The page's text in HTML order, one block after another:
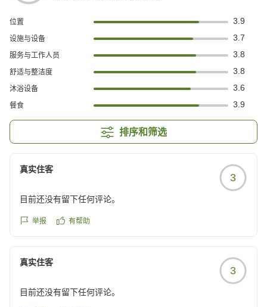
位置 3.9
设施与设备 3.7
服务与工作人员 3.8
舒适与整洁度 3.8
沐浴设备 3.6
餐食 3.9
排序和筛选
真实住客
3
目前还没有留下任何评论。
举报 有帮助
真实住客
3
目前还没有留下任何评论。